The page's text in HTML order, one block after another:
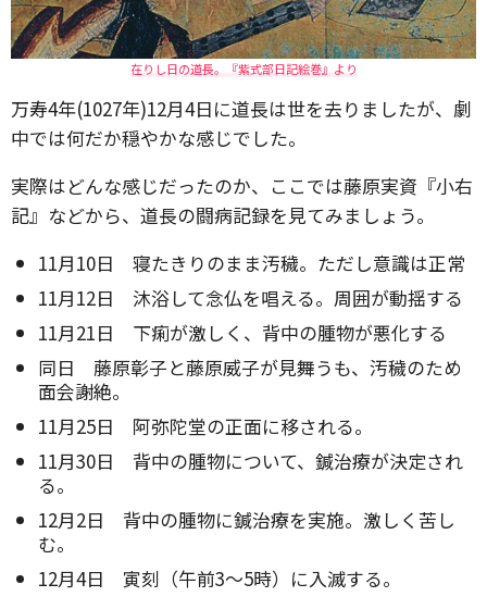
在りし日の道長。『紫式部日記絵巻』より
万寿4年(1027年)12月4日に道長は世を去りましたが、劇
中では何だか穏やかな感じでした。
実際はどんな感じだったのか、ここでは藤原実資『小右
記』などから、道長の闘病記録を見てみましょう。
11月10日 寝たきりのまま汚穢。ただし意識は正常
11月12日 沐浴して念仏を唱える。周囲が動揺する
11月21日 下痢が激しく、背中の腫物が悪化する
同日 藤原彰子と藤原威子が見舞うも、汚穢のため
面会謝絶。
11月25日 阿弥陀堂の正面に移される。
11月30日 背中の腫物について、鍼治療が決定され
る。
12月2日 背中の腫物に鍼治療を実施。激しく苦し
む。
12月4日 寅刻（午前3～5時）に入滅する。